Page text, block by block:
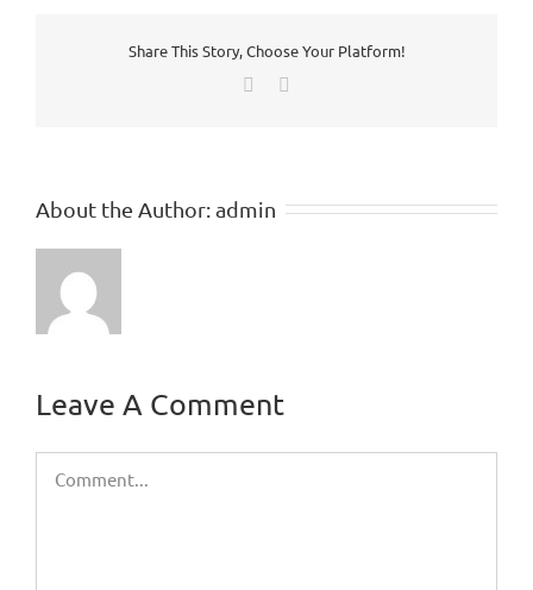
Share This Story, Choose Your Platform!
Facebook
About the Author:admin
Leave A Comment